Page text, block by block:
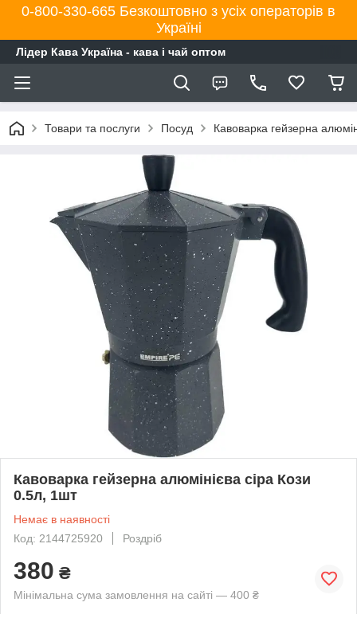
0-800-330-665 Безкоштовно з усіх операторів в
Україні
Лідер Кава Україна - кава і чай оптом
Товари та послуги Посуд Кавоварка гейзерна
Кавоварка гейзерна алюмінієва сіра Кози
0.5л, 1шт
Немає в наявності
Код: 2144725920
Роздріб
380 ₴
Мінімальна сума замовлення на сайті — 400 ₴